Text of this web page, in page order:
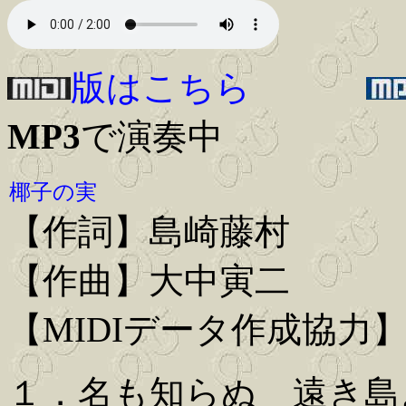
版はこちら
MP3で演奏中
椰子の実
【作詞】島崎藤村
【作曲】大中寅二
【MIDIデータ作成協力
１．名も知らぬ 遠き